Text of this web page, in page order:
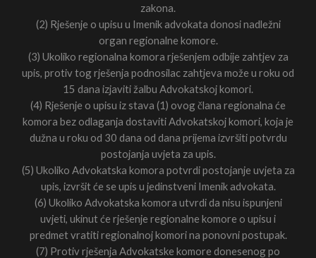
zakona.
(2) Rješenje o upisu u Imenik advokata donosi nadležni
organ regionalne komore.
(3) Ukoliko regionalna komora rješenjem odbije zahtjev za
upis, protiv tog rješenja podnosilac zahtjeva može u roku od
15 dana izjaviti žalbu Advokatskoj komori.
(4) Rješenje o upisu iz stava (1) ovog člana regionalna će
komora bez odlaganja dostaviti Advokatskoj komori, koja je
dužna u roku od 30 dana od dana prijema izvršiti potvrdu
postojanja uvjeta za upis.
(5) Ukoliko Advokatska komora potvrdi postojanje uvjeta za
upis, izvršit će se upis u jedinstveni Imenik advokata.
(6) Ukoliko Advokatska komora utvrdi da nisu ispunjeni
uvjeti, ukinut će rješenje regionalne komore o upisu i
predmet vratiti regionalnoj komori na ponovni postupak.
(7) Protiv rješenja Advokatske komore donesenog po